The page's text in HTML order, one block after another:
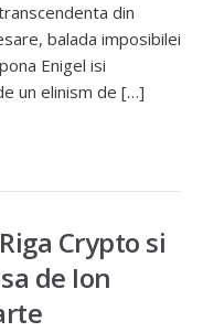
din
balada imposibilei
Enigel isi
un elinism de […]
Crypto si
de Ion